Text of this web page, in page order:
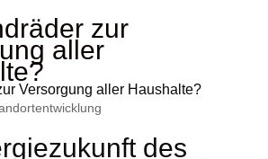
Versorgung aller Haushalte?
des